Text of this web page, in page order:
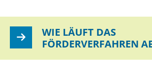
WIE LÄUFT DAS
FÖRDERVERFAHREN